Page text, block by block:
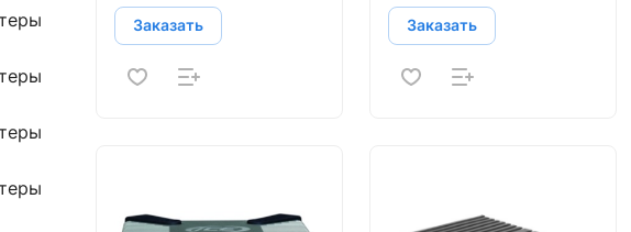
Заказать Заказать